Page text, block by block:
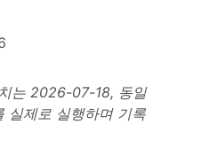
는 2026-07-18, 동일
실제로 실행하며 기록